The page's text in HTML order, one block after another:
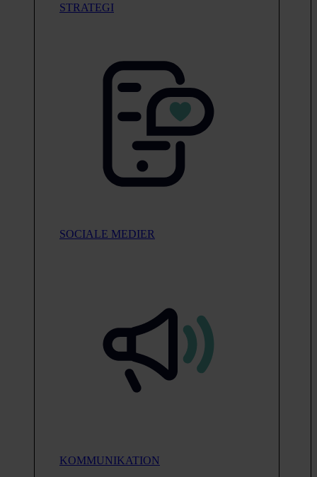
STRATEGI
SOCIALE MEDIER
KOMMUNIKATION